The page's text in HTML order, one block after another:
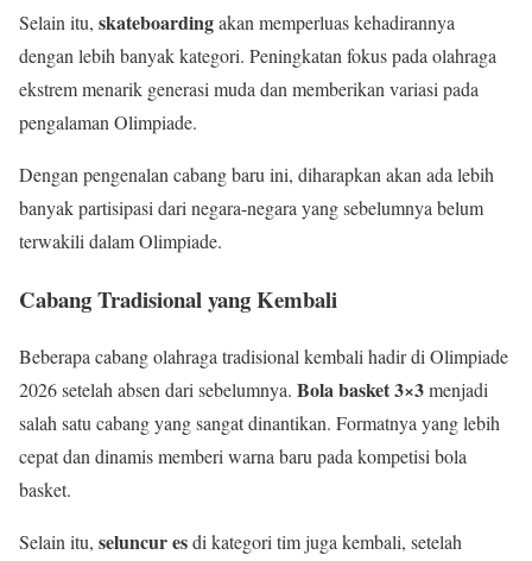
Selain itu, skateboardingakan memperluas kehadirannya
dengan lebih banyak kategori. Peningkatan fokus pada olahraga
ekstrem menarik generasi muda dan memberikan variasi pada
pengalaman Olimpiade.
Dengan pengenalan cabang baru ini, diharapkan akan ada lebih
banyak partisipasi dari negara-negara yang sebelumnya belum
terwakili dalam Olimpiade.
Cabang Tradisional yang Kembali
Beberapa cabang olahraga tradisional kembali hadir di Olimpiade
2026 setelah absen dari sebelumnya. Bola basket 3×3menjadi
salah satu cabang yang sangat dinantikan. Formatnya yang lebih
cepat dan dinamis memberi warna baru pada kompetisi bola
basket.
Selain itu, seluncur esdi kategori tim juga kembali, setelah